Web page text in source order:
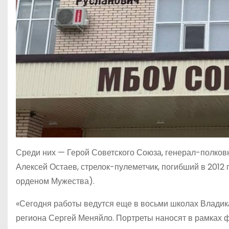
Среди них — Герой Советского Союза, генерал-
Алексей Остаев, стрелок-пулеметчик, погибший в
орденом Мужества).
«Сегодня работы ведутся еще в восьми школах
региона Сергей Меняйло. Портреты наносят в рамках